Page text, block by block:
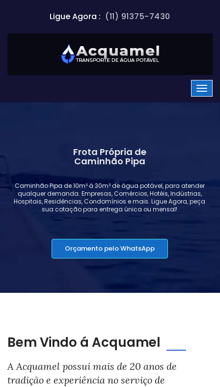
Ligue Agora : (11) 91375-7430
Frota Própria de
Caminhão Pipa
Caminhão Pipa de 10m³ á 30m³ de água potável, para atender
qualquer demanda. Empresas, Comércios, Hotéis, Indústrias,
Hospitais, Residências, Condomínios e mais. Ligue Agora, peça
sua cotação para entrega única ou mensal!
Orçamento pelo WhatsApp
Bem Vindo á Acquamel
A Acquamel possui mais de 20 anos de
tradição e experiência no serviço de